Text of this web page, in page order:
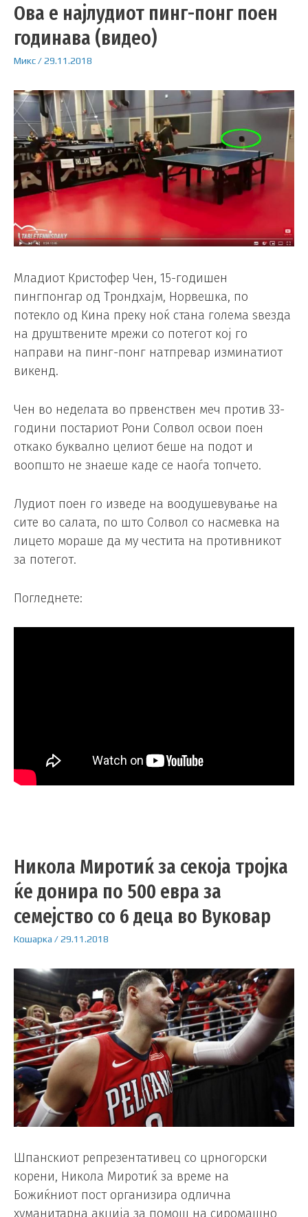
Ова е најлудиот пинг-понг поен
годинава (видео)
Микс/29.11.2018
Младиот Кристофер Чен, 15-годишен
пингпонгар од Трондхајм, Норвешка, по
потекло од Кина преку ноќ стана голема ѕвезда
на друштвените мрежи со потегот кој го
направи на пинг-понг натпревар изминатиот
викенд.
Чен во неделата во првенствен меч против 33-
години постариот Рони Солвол освои поен
откако буквално целиот беше на подот и
воопшто не знаеше каде се наоѓа топчето.
Лудиот поен го изведе на воодушевување на
сите во салата, по што Солвол со насмевка на
лицето мораше да му честита на противникот
за потегот.
Погледнете:
Никола Миротиќ за секоја тројка
ќе донира по 500 евра за
семејство со 6 деца во Вуковар
Кошарка /29.11.2018
Шпанскиот репрезентативец со црногорски
корени, Никола Миротиќ за време на
Божиќниот пост организира одлична
хуманитарна акција за помош на сиромашно